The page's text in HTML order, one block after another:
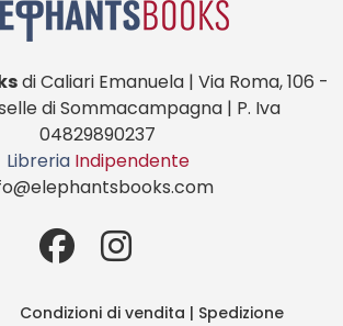
di Caliari Emanuela | Via Roma, 106 -
di Sommacampagna | P. Iva
04829890237
Libreria Indipendente
Condizioni di vendita | Spedizione